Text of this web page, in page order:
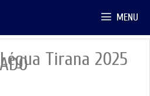
MENU
Tirana 2025